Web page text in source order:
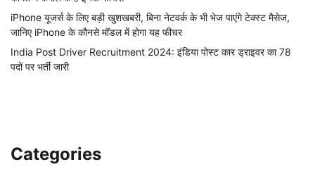
iPhone यूजर्स के लिए बड़ी खुशखबरी, बिना नेटवर्क के भी भेज पाएंगे टेक्स्ट मैसेज,
जानिए iPhone के कौनसे मॉडल में होगा यह फीचर
India Post Driver Recruitment 2024: इंडिया पोस्ट कार ड्राइवर का 78
पदों पर भर्ती जारी
Categories